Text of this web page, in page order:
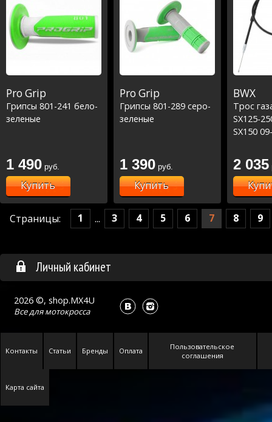
Pro Grip
Грипсы 801-241 бело-
зеленые
1 490 руб.
Купить
Pro Grip
Грипсы 801-289 серо-
зеленые
1 390 руб.
Купить
BWX
Трос
SX125-
SX150
17,
TE250-
1046)
2 035
Страницы: 1 ... 3 4 5 6 7 8 9
Личный кабинет
2026 ©, shop.MX4U
Все длямотокросса
Контакты Статьи Бренды Оплата
Пользовательское
соглашения
Карта сайта